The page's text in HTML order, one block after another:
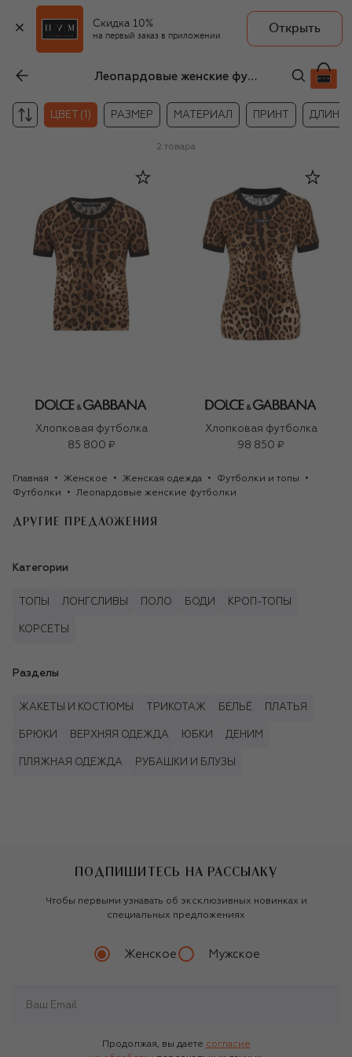
Скидка 10%
на первый заказ в приложении
Открыть
Леопардовые женские футболки
ЦВЕТ (1) РАЗМЕР МАТЕРИАЛ ПРИНТ ДЛИНА
2 товара
Хлопковая футболка
85 800 ₽
Хлопковая футболка
98 850 ₽
Главная Женское Женская одежда
Футболки и топы
Футболки
Леопардовые женские футболки
ДРУГИЕ ПРЕДЛОЖЕНИЯ
Категории
ТОПЫ ЛОНГСЛИВЫ ПОЛО БОДИ КРОП-ТОПЫ
КОРСЕТЫ
Разделы
ЖАКЕТЫ И КОСТЮМЫ ТРИКОТАЖ БЕЛЬЁ ПЛАТЬЯ
БРЮКИ ВЕРХНЯЯ ОДЕЖДА ЮБКИ ДЕНИМ
ПЛЯЖНАЯ ОДЕЖДА РУБАШКИ И БЛУЗЫ
ПОДПИШИТЕСЬ НА РАССЫЛКУ
Чтобы первыми узнавать об эксклюзивных новинках и
специальных предложениях
Женское Мужское
Продолжая, вы даете согласие